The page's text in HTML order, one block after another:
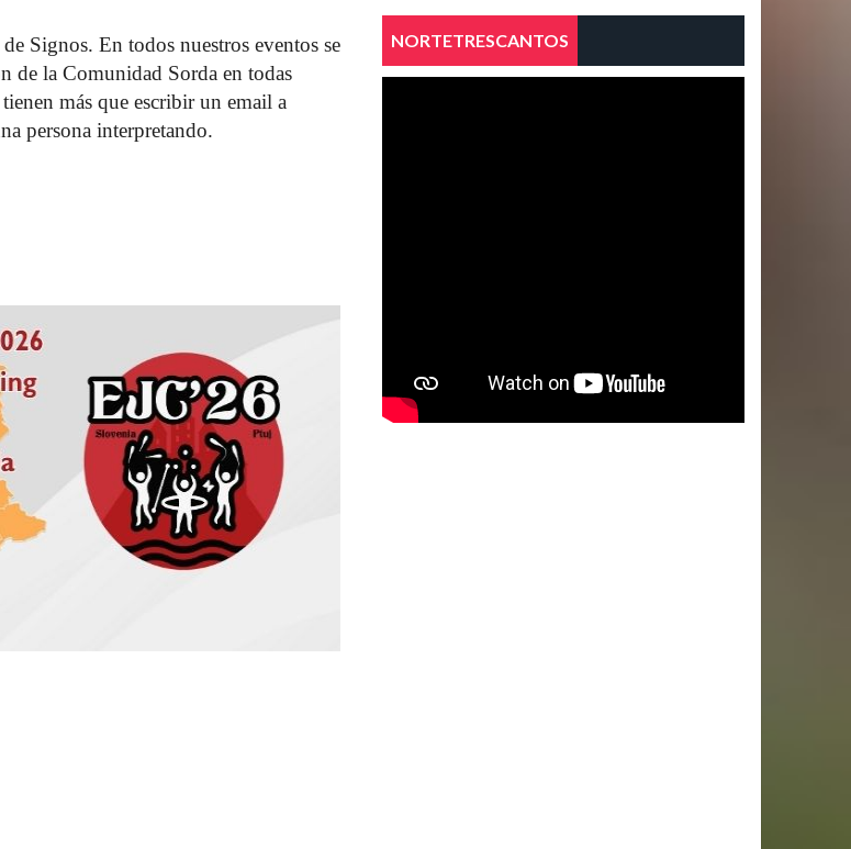
Signos. En todos nuestros eventos se
de la Comunidad Sorda en todas
más que escribir un email a
persona interpretando.
NORTETRESCANTOS